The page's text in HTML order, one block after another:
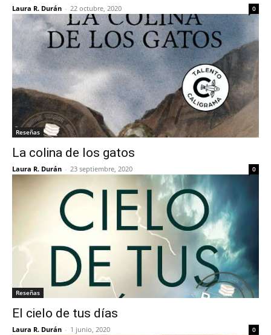
Laura R. Durán - 22 octubre, 2020 0
Reseñas
La colina de los gatos
Laura R. Durán - 23 septiembre, 2020 0
Reseñas
El cielo de tus días
Laura R. Durán - 1 junio, 2020 0